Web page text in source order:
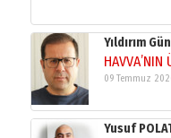
Yıldırım
HAVVA’NIN
09 Temmuz
Yusuf